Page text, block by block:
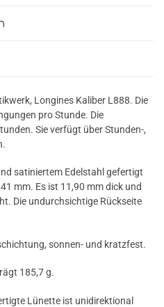
Longines Kaliber L888. Die
pro Stunde. Die
Sie verfügt über Stunden-,
satiniertem Edelstahl gefertigt
mm. Es ist 11,90 mm dick und
Die undurchsichtige Rückseite
sonnen- und kratzfest.
185,7 g.
Lünette ist unidirektional